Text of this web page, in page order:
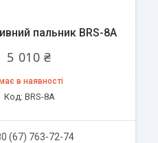
пальник BRS-8A
5 010 ₴
в наявності
BRS-8A
(67) 763-72-74